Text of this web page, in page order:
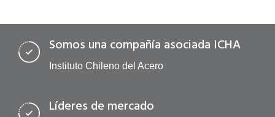
Somos una compañía asociada ICHA
Instituto Chileno del Acero
Líderes de mercado